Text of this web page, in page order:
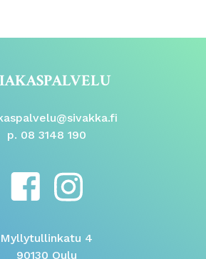
p. 08 3148 190
Myllytullinkatu 4
90130 Oulu